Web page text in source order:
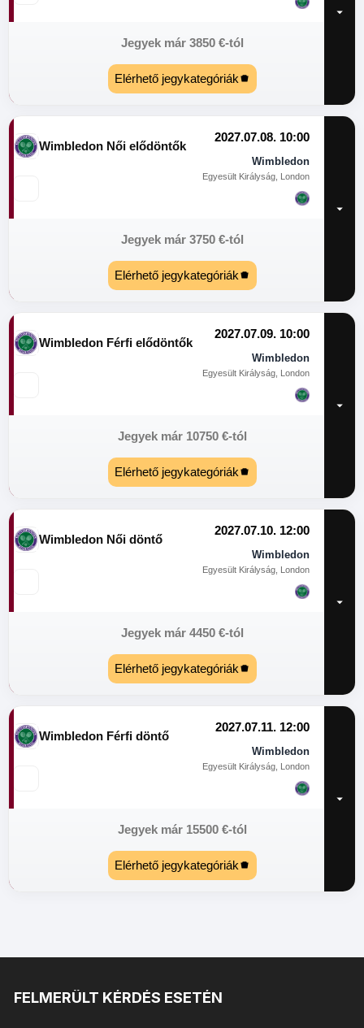
Jegyek már 3850 €-tól
Elérhető jegykategóriák
Wimbledon Női elődöntők
2027.07.08. 10:00
Wimbledon
Egyesült Királyság, London
Jegyek már 3750 €-tól
Elérhető jegykategóriák
Wimbledon Férfi elődöntők
2027.07.09. 10:00
Wimbledon
Egyesült Királyság, London
Jegyek már 10750 €-tól
Elérhető jegykategóriák
Wimbledon Női döntő
2027.07.10. 12:00
Wimbledon
Egyesült Királyság, London
Jegyek már 4450 €-tól
Elérhető jegykategóriák
Wimbledon Férfi döntő
2027.07.11. 12:00
Wimbledon
Egyesült Királyság, London
Jegyek már 15500 €-tól
Elérhető jegykategóriák
FELMERÜLT KÉRDÉS ESETÉN